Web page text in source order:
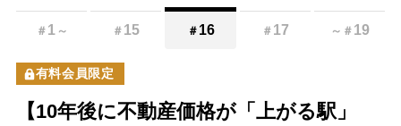
＃ 1 ～ ＃ 15 ＃ 16 ＃ 17 ～ ＃ 19
有料会員限定
【10年後に不動産価格が「上がる駅」